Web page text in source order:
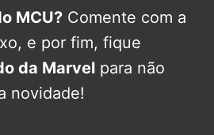
MCU? Comente com a
e por fim, fique
da Marvel para não
novidade!